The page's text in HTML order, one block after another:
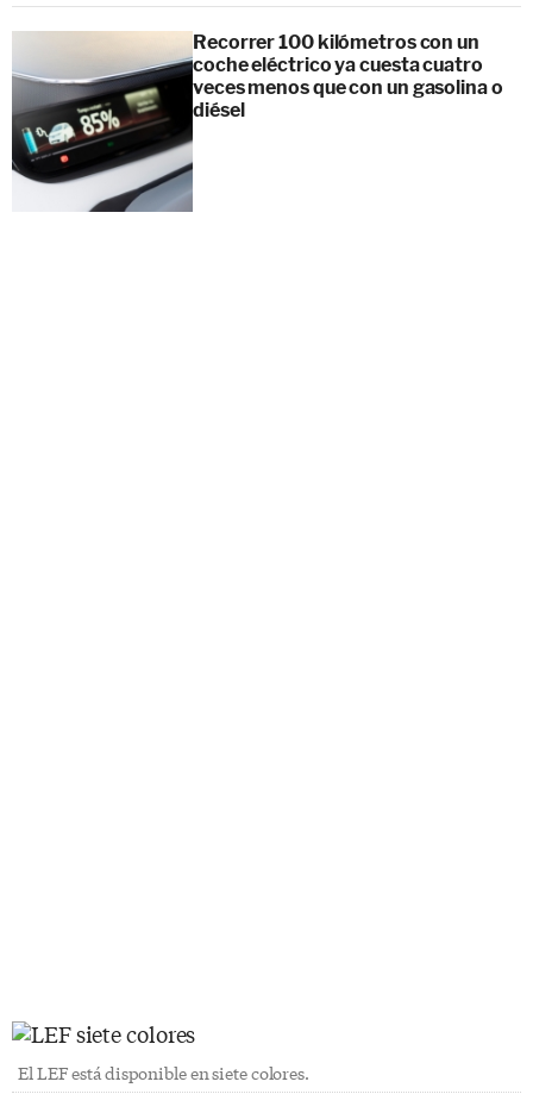
Recorrer 100 kilómetros con un
coche eléctrico ya cuesta cuatro
veces menos que con un gasolina o
diésel
El LEF está disponible en siete colores.